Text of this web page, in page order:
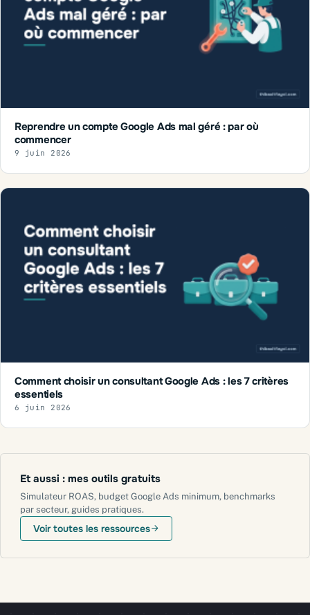
Reprendre un compte Google Ads mal géré : par où
commencer
9 juin 2026
Comment choisir un consultant Google Ads : les 7 critères
essentiels
6 juin 2026
Et aussi : mes outils gratuits
Simulateur ROAS, budget Google Ads minimum, benchmarks
par secteur, guides pratiques.
Voir toutes les ressources